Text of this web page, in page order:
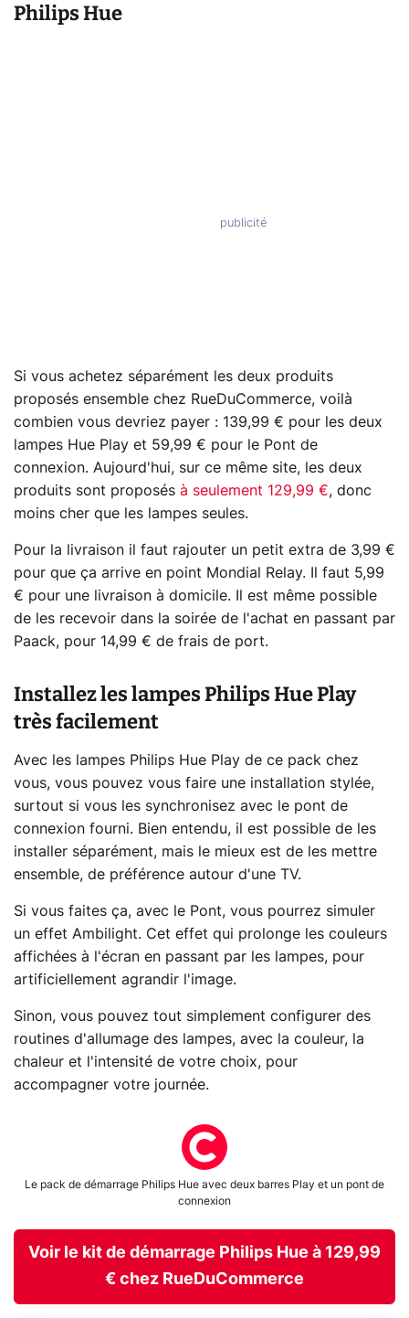
Philips Hue
Si vous achetez séparément les deux produits
proposés ensemble chez RueDuCommerce, voilà
combien vous devriez payer : 139,99 € pour les deux
lampes Hue Play et 59,99 € pour le Pont de
connexion. Aujourd'hui, sur ce même site, les deux
produits sont proposés à seulement 129,99 €, donc
moins cher que les lampes seules.
Pour la livraison il faut rajouter un petit extra de 3,99 €
pour que ça arrive en point Mondial Relay. Il faut 5,99
€ pour une livraison à domicile. Il est même possible
de les recevoir dans la soirée de l'achat en passant par
Paack, pour 14,99 € de frais de port.
Installez les lampes Philips Hue Play
très facilement
Avec les lampes Philips Hue Play de ce pack chez
vous, vous pouvez vous faire une installation stylée,
surtout si vous les synchronisez avec le pont de
connexion fourni. Bien entendu, il est possible de les
installer séparément, mais le mieux est de les mettre
ensemble, de préférence autour d'une TV.
Si vous faites ça, avec le Pont, vous pourrez simuler
un effet Ambilight. Cet effet qui prolonge les couleurs
affichées à l'écran en passant par les lampes, pour
artificiellement agrandir l'image.
Sinon, vous pouvez tout simplement configurer des
routines d'allumage des lampes, avec la couleur, la
chaleur et l'intensité de votre choix, pour
accompagner votre journée.
Le pack de démarrage Philips Hue avec deux barres Play et un pont de
connexion
Voir le kit de démarrage Philips Hue à 129,99
€ chez RueDuCommerce